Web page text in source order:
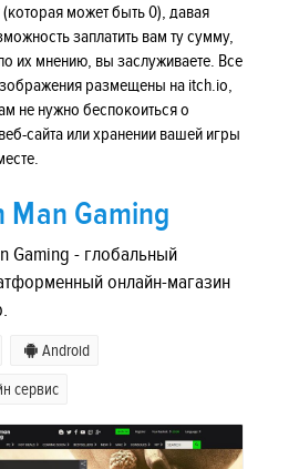
может быть 0), давая
заплатить вам ту сумму,
их мнению, вы заслуживаете. Все
размещены на itch.io,
не нужно беспокоиться о
сайта или хранении вашей игры
Man Gaming
Gaming - глобальный
онлайн-магазин
Android
сервис